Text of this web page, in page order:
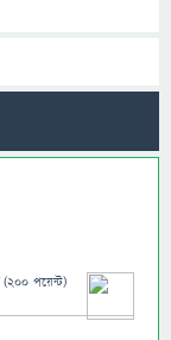
(200 পয়েন্ট)